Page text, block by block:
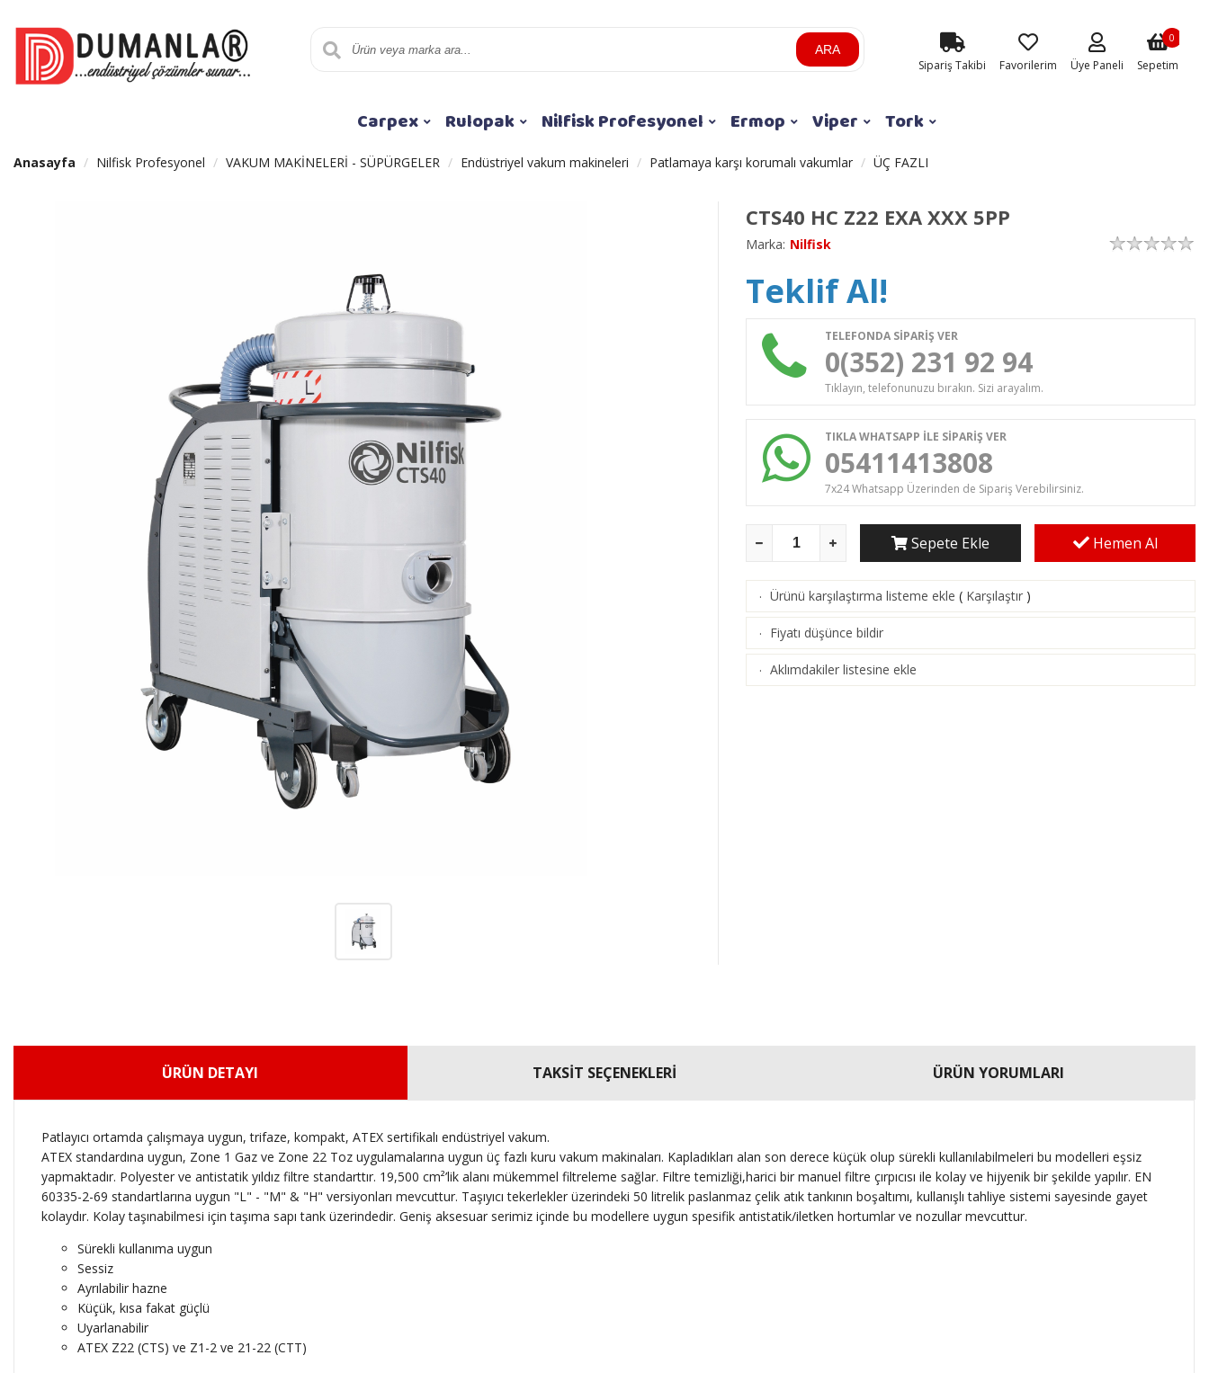
ARA
Sipariş Takibi Favorilerim Üye Paneli Sepetim
0
Carpex Rulopak Nilfisk Profesyonel Ermop Viper Tork
Anasayfa Nilfisk Profesyonel VAKUM MAKİNELERİ - SÜPÜRGELER Endüstriyel vakum makineleri Patlamaya karşı korumalı vakumlar ÜÇ FAZLI
CTS40 HC Z22 EXA XXX 5PP
Marka: Nilfisk
Teklif Al!
TELEFONDA SİPARİŞ VER
0(352) 231 92 94
Tıklayın, telefonunuzu bırakın. Sizi arayalım.
TIKLA WHATSAPP İLE SİPARİŞ VER
05411413808
7x24 Whatsapp Üzerinden de Sipariş Verebilirsiniz.
Sepete Ekle Hemen Al
· Ürünü karşılaştırma listeme ekle ( Karşılaştır )
· Fiyatı düşünce bildir
· Aklımdakiler listesine ekle
ÜRÜN DETAYI TAKSİT SEÇENEKLERİ ÜRÜN YORUMLARI
Patlayıcı ortamda çalışmaya uygun, trifaze, kompakt, ATEX sertifikalı endüstriyel vakum.
ATEX standardına uygun, Zone 1 Gaz ve Zone 22 Toz uygulamalarına uygun üç fazlı kuru vakum makinaları. Kapladıkları alan son derece küçük olup sürekli kullanılabilmeleri bu modelleri eşsiz
yapmaktadır. Polyester ve antistatik yıldız filtre standarttır. 19,500 cm²’lik alanı mükemmel filtreleme sağlar. Filtre temizliği,harici bir manuel filtre çırpıcısı ile kolay ve hijyenik bir şekilde yapılır. EN
60335-2-69 standartlarına uygun "L" - "M" & "H" versiyonları mevcuttur. Taşıyıcı tekerlekler üzerindeki 50 litrelik paslanmaz çelik atık tankının boşaltımı, kullanışlı tahliye sistemi sayesinde gayet
kolaydır. Kolay taşınabilmesi için taşıma sapı tank üzerindedir. Geniş aksesuar serimiz içinde bu modellere uygun spesifik antistatik/iletken hortumlar ve nozullar mevcuttur.
Sürekli kullanıma uygun
Sessiz
Ayrılabilir hazne
Küçük, kısa fakat güçlü
Uyarlanabilir
ATEX Z22 (CTS) ve Z1-2 ve 21-22 (CTT)